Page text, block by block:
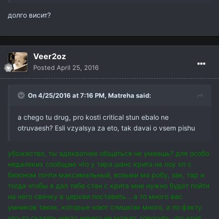
долго висит?
Veer2oz
Posted April 25, 2016
On 4/25/2016 at 7:16 PM, Matreha said:
a chego tu drug, pro kosti critical stun ebalo ne
otruvaesh? Esli vzyalsya za eto, tak davai o vsem pishu
убожество, ты адекватнее общаться не умеешь? для особо
недалеких сообщаю что у тира шанс крита на лоу хп с
бизоном почти максимальный, возьми ма робу, зак, тар и
тогда чтобы я дал тебе стан с крита мне нужно будет пойти
на него свечку в церкви поставить... а то много вас
умников таких, которые ноют слишком много, а по факту